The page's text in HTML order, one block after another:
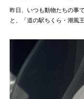
昨日、いつも動物たちの事
と、「道の駅ちくら・潮風